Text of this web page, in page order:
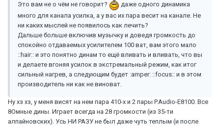
Это вам не о чём не говорит?
даже одного динамика
много для канала усилка, а у вас их пара весит на канале. Не
ни каких мыслей не появилось как лечить?
Дальше больше включив музычку и доведя громкость до
спокойно отдаваемых усилителем 100 ват, вам этого мало
::hair:: и это понятно динам то ещё вливать и вливать, что вы
и делаете вгоняя усилок в экстремальный режим, как итог
сильный нагрев, а следующим будет :amper: ::focus:: и в этом
производитель ни как не виноват.
Ну хз хз, у меня висят на нем пара 410-х и 2 пары P.Audio-E8100. Все
8Омные дины. Играет всегда на 28 громкости (из 35-ти
алпайновских). Усь НИ РАЗУ не был даже чуть теплым (и после